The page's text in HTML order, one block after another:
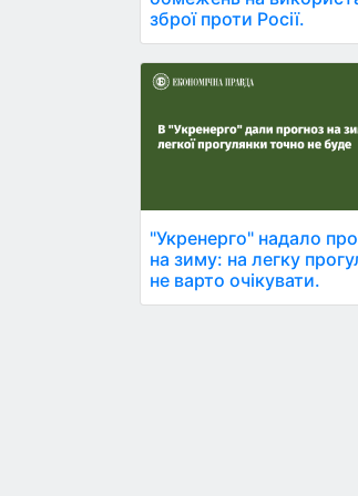
зброї проти Росії.
"Укренерго" надало
на зиму: на легку
не варто очікувати.